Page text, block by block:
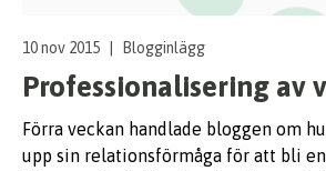
10 nov 2015 Blogginlägg
Professionalisering av
Förra veckan handlade bloggen om
upp sin relationsförmåga för att bli